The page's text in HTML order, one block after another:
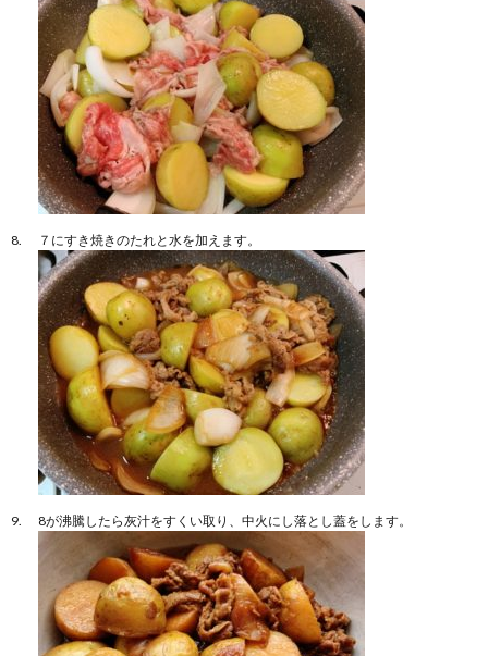
７にすき焼きのたれと水を加えます。
8が沸騰したら灰汁をすくい取り、中火にし落とし蓋をします。